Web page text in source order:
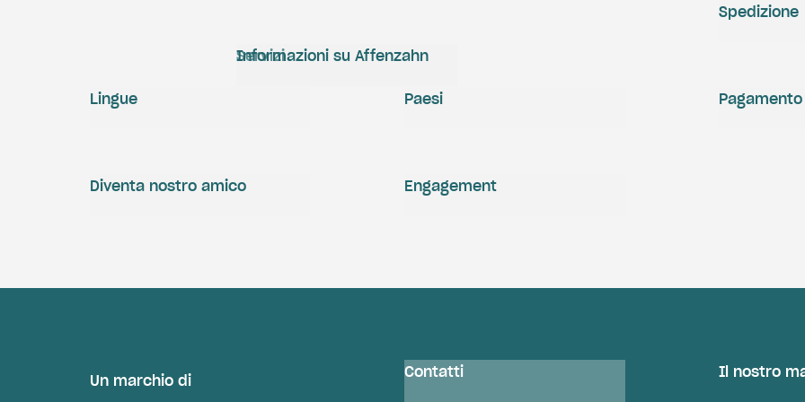
Servizi
Informazioni su Affenzahn
Spedizione
Pagamento
Engagement
Diventa nostro amico
Lingue Paesi
Un marchio di Contatti Il nostro